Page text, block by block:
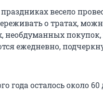
весело
о тратах,
необдуманных
ежедневно,
года осталось около